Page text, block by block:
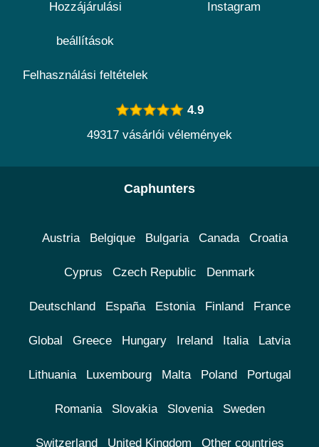
Hozzájárulási
beállítások
Felhasználási feltételek
Instagram
4.9
49317 vásárlói vélemények
Caphunters
Austria Belgique Bulgaria Canada Croatia
Cyprus Czech Republic Denmark
Deutschland España Estonia Finland France
Global Greece Hungary Ireland Italia Latvia
Lithuania Luxembourg Malta Poland Portugal
Romania Slovakia Slovenia Sweden
Switzerland United Kingdom Other countries